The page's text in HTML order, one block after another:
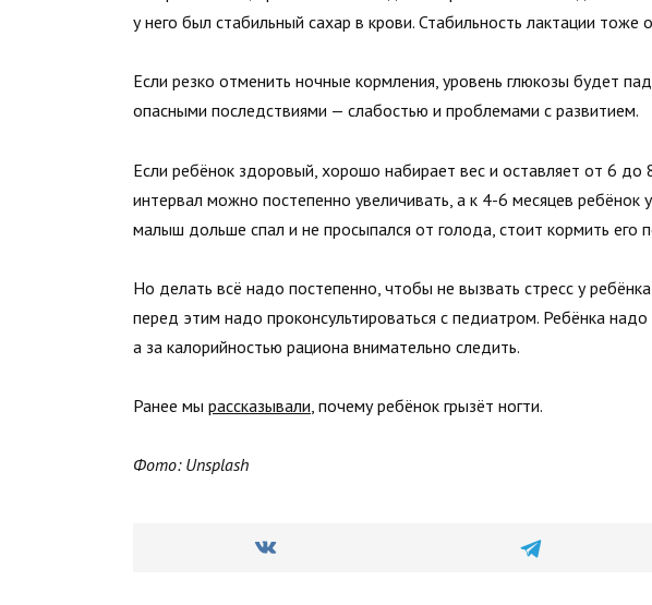
у него был стабильный сахар в крови. Стабильность лактации тоже
Если резко отменить ночные кормления, уровень глюкозы будет
опасными последствиями — слабостью и проблемами с развитием.
Если ребёнок здоровый, хорошо набирает вес и оставляет от 6 до
интервал можно постепенно увеличивать, а к 4-6 месяцев ребёнок
малыш дольше спал и не просыпался от голода, стоит кормить
Но делать всё надо постепенно, чтобы не вызвать стресс у
перед этим надо проконсультироваться с педиатром. Ребёнка
а за калорийностью рациона внимательно следить.
Ранее мы рассказывали , почему ребёнок грызёт ногти.
Фото: Unsplash